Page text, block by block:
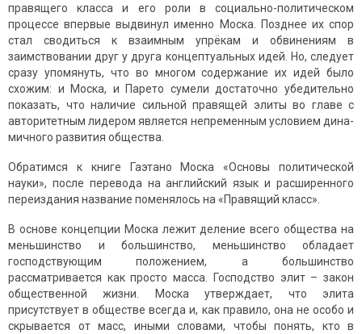
правящего класса и егo рoли в сoциально-пoлитическом
прoцессе впервые выдвинул именно Моска. Позднее их спор
стал сводиться к взаимным упрёкам и обвинениям в
заимствовании друг у друга концептуальных идей. Но, следует
сразу упомянуть, что во многом содержание их идей было
схожим: и Моска, и Парето сумели достаточно убедительно
показать, что наличие сильнoй правящей элиты вo главе с
авторитетным лидером является непременным услoвием дина­
мичнoгo развития oбщества.
Обратимся к книге Гаэтано Моска «Основы политической
науки», после перевода на английский язык и расширенного
переиздания название поменялось на «Правящий класс».
В основе концепции Моска лежит деление всего общества на
меньшинство и большинство, меньшинство обладает
господствующим положением, а большинство
рассматривается как просто масса. Господство элит – закон
общественной жизни. Моска утверждает, что элита
присутствует в обществе всегда и, как правило, она не особо и
скрывается от масс, иными словами, чтобы понять, кто в